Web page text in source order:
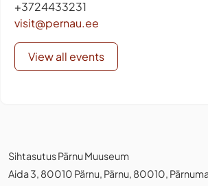
+3724433231
visit@pernau.ee
View all events
Sihtasutus Pärnu Muuseum
Aida 3, 80010 Pärnu, Pärnu, 80010,